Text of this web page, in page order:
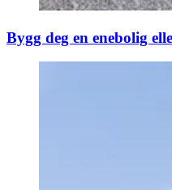
Bygg deg en enebolig